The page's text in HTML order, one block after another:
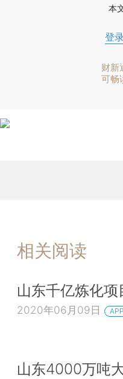
本
登
财新
可畅
相关阅读
山东千亿炼化项
2020年06月09日
山东4000万吨